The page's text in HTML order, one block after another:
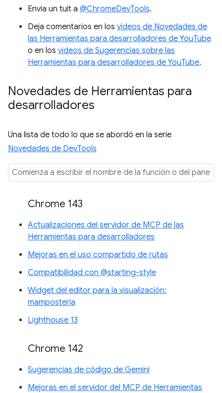
Envía un tuit a @ChromeDevTools.
Deja comentarios en los videos de Novedades de
las Herramientas para desarrolladores de YouTube
o en los videos de Sugerencias sobre las
Herramientas para desarrolladores de YouTube.
Novedades de Herramientas para
desarrolladores
Una lista de todo lo que se abordó en la serie
Novedades de DevTools
Chrome 143
Actualizaciones del servidor de MCP de las
Herramientas para desarrolladores
Mejoras en el uso compartido de rutas
Compatibilidad con @starting-style
Widget del editor para la visualización:
mampostería
Lighthouse 13
Chrome 142
Sugerencias de código de Gemini
Mejoras en el servidor del MCP de Herramientas